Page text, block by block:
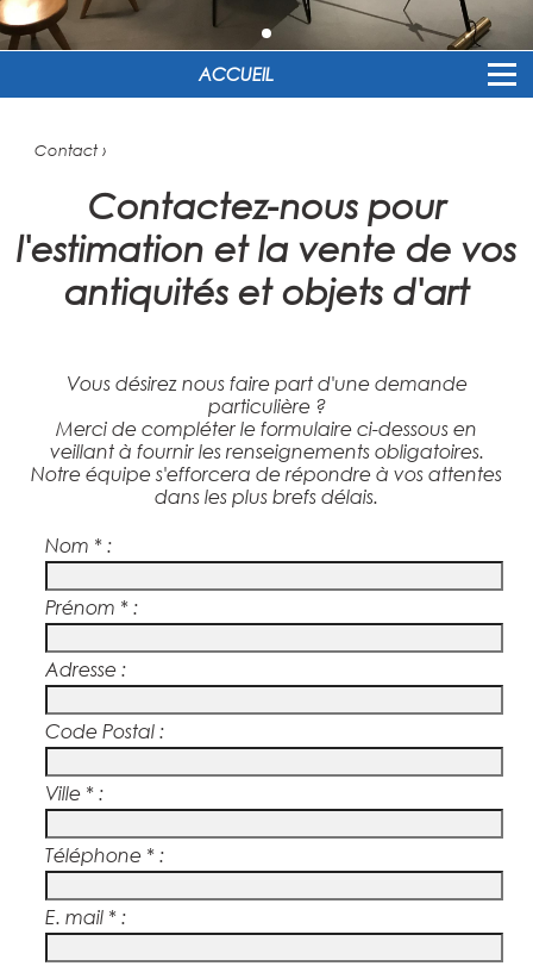
ACCUEIL
Contact ›
Contactez-nous pour
l'estimation et la vente de vos
antiquités et objets d'art
Vous désirez nous faire part d'une demande
particulière ?
Merci de compléter le formulaire ci-dessous en
veillant à fournir les renseignements obligatoires.
Notre équipe s'efforcera de répondre à vos attentes
dans les plus brefs délais.
Nom * :
Prénom * :
Adresse :
Code Postal :
Ville * :
Téléphone * :
E. mail * :